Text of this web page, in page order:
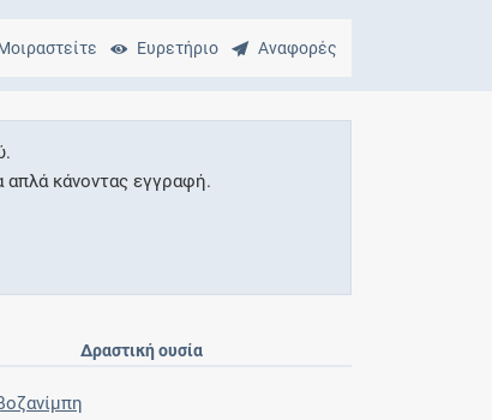
Ευρετήριο Αναφορές
απλά κάνοντας εγγραφή.
Δραστική ουσία